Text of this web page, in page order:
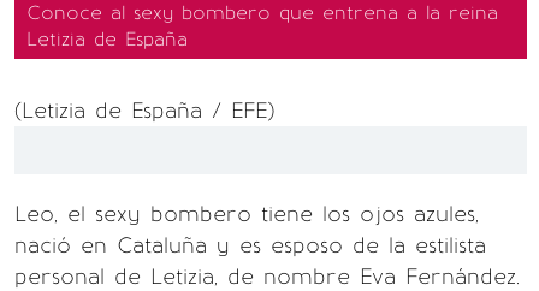
Conoce al sexy bombero que entrena a la reina
Letizia de España
(Letizia de España / EFE)
Leo, el sexy bombero tiene los ojos azules,
nació en Cataluña y es esposo de la estilista
personal de Letizia, de nombre Eva Fernández.